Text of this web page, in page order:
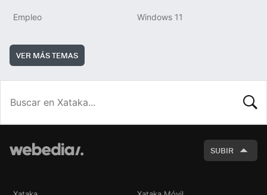
Empleo Windows 11
VER MÁS TEMAS
SUBIR